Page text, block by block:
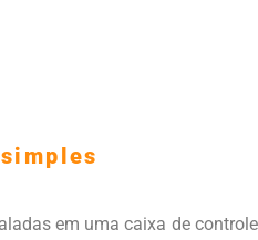
em uma caixa de